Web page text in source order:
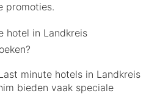
promoties.
hotel in Landkreis
minute hotels in Landkreis
bieden vaak speciale